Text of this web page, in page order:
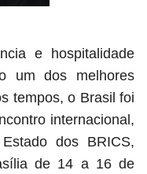
e hospitalidade
um dos melhores
tempos, o Brasil foi
internacional,
dos BRICS,
de 14 a 16 de